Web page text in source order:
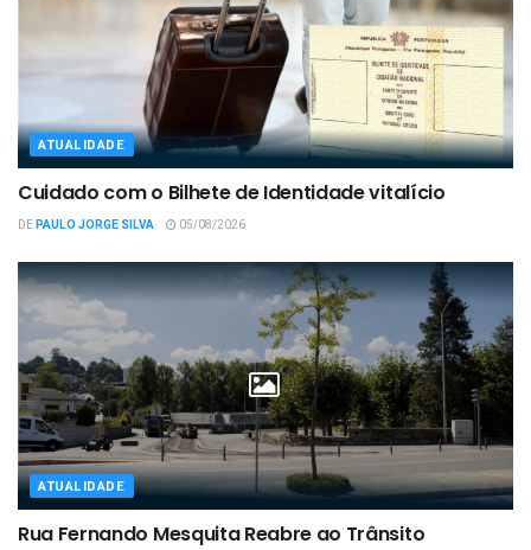
ATUALIDADE
Cuidado com o Bilhete de Identidade vitalício
DEPAULO JORGE SILVA 05/08/2026
ATUALIDADE
Rua Fernando Mesquita Reabre ao Trânsito